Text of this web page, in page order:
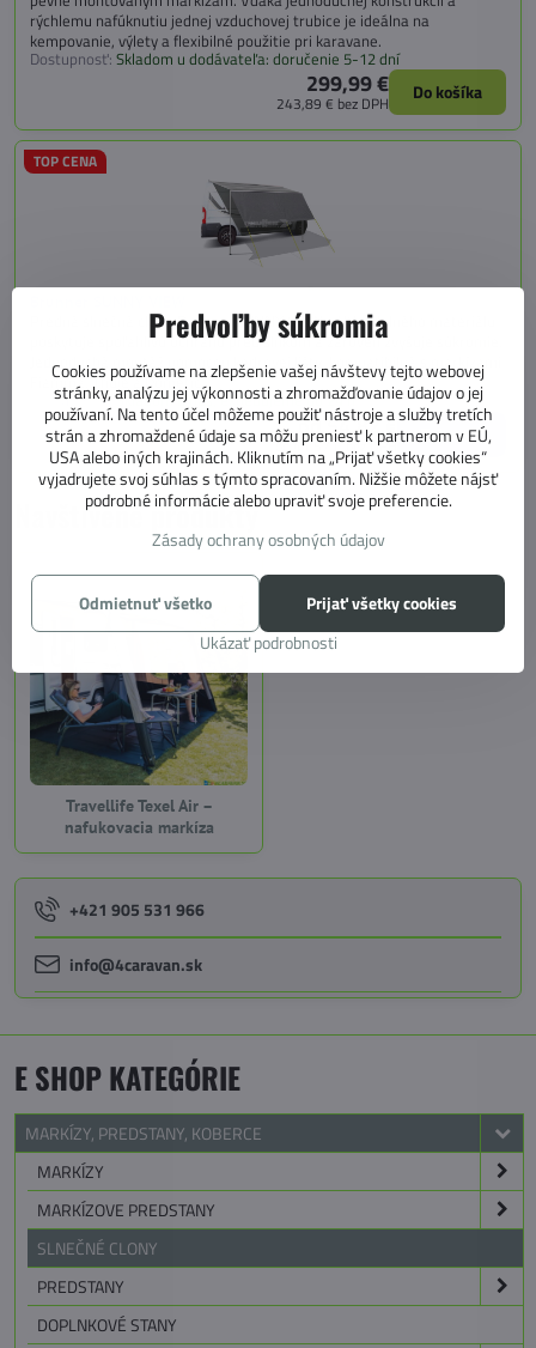
rýchlemu nafúknutiu jednej vzduchovej trubice je ideálna na
kempovanie, výlety a flexibilné použitie pri karavane.
Dostupnosť: Skladom u dodávateľa: doručenie 5-12 dní
299,99 €
243,89 € bez DPH Do košíka
TOP CENA
Predná slnečná clona Brunner SUNNY VIEW z UV-odolného materiálu
poskytuje spoľahlivú ochranu pred slnkom a zároveň zvyšuje súkromie.
Jednoduchá montáž pomocou kedrovej lišty, kompatibilná s markízami
Fiamma, Thule a Dometic.
Dostupnosť: Skladom u nás, expedujeme do 24 h
od 54,82 €
od 44,57 €bez DPH Zobraziť
Navštívené produkty
Travellife Texel Air –
nafukovacia markíza
+421 905 531 966
info@4caravan.sk
E SHOP KATEGÓRIE
MARKÍZY, PREDSTANY, KOBERCE
MARKÍZY
MARKÍZOVE PREDSTANY
SLNEČNÉ CLONY
PREDSTANY
DOPLNKOVÉ STANY
Predvoľby súkromia
Cookies používame na zlepšenie vašej návštevy tejto webovej
stránky, analýzu jej výkonnosti a zhromažďovanie údajov o jej
používaní. Na tento účel môžeme použiť nástroje a služby tretích
strán a zhromaždené údaje sa môžu preniesť k partnerom v EÚ,
USA alebo iných krajinách. Kliknutím na „Prijať všetky cookies“
vyjadrujete svoj súhlas s týmto spracovaním. Nižšie môžete nájsť
podrobné informácie alebo upraviť svoje preferencie.
Zásady ochrany osobných údajov
Ukázať podrobnosti
Prijať všetky cookies
Odmietnuť všetko